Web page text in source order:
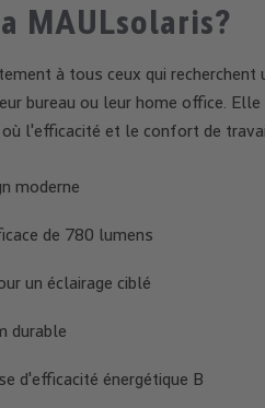
MAULsolaris?
à tous ceux qui recherchent
bureau ou leur home office.
l'efficacité et le confort de
moderne
de 780 lumens
un éclairage ciblé
durable
d'efficacité énergétique B